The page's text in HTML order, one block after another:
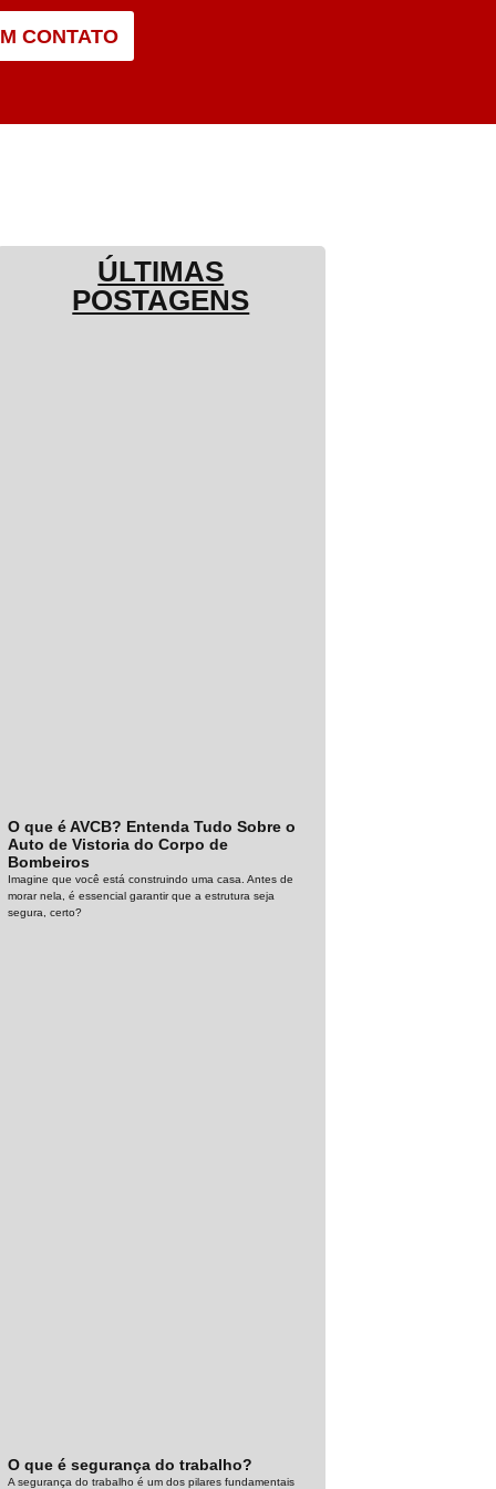
CONTATO
ÚLTIMAS
POSTAGENS
O que é AVCB? Entenda Tudo Sobre o
Auto de Vistoria do Corpo de
Bombeiros
Imagine que você está construindo uma casa. Antes de
morar nela, é essencial garantir que a estrutura seja
segura, certo?
O que é segurança do trabalho?
A segurança do trabalho é um dos pilares fundamentais